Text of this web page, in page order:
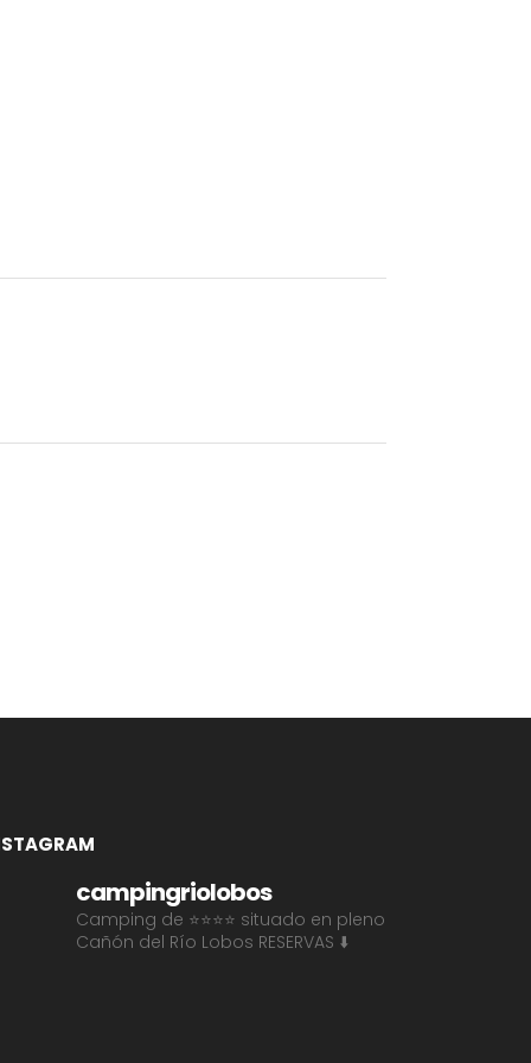
campingriolobos
Camping de ⭐⭐⭐⭐ situado en pleno
Cañón del Río Lobos RESERVAS ⬇️